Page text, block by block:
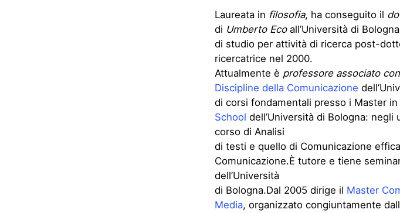
Laureata in filosofia, ha conseguito il
di Umberto Ecoall’Università di
di studio per attività di ricerca post-
ricercatrice nel 2000.
Attualmente è professore associato
Discipline della Comunicazione
di corsi fondamentali presso i Master
School dell’Università di Bologna:
corso di Analisi
di testi e quello di Comunicazione
Comunicazione.È tutore e tiene
dell’Università
di Bologna.Dal 2005 dirige il Master
Media, organizzato congiuntamente